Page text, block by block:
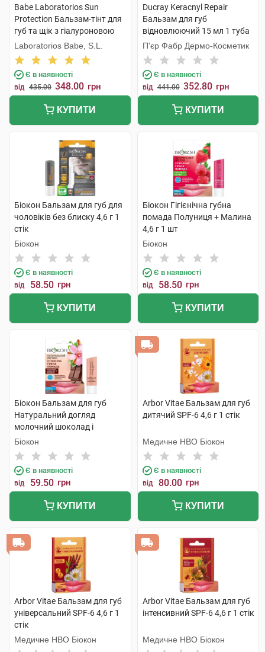
Babe Laboratorios Sun
Protection Бальзам-тінт для
губ та щік з гіалуроновою
кислотою та пептидами SPF
50 Mocha 20 мл 1 туба
Laboratorios Babe, S.L.
Є в наявності
від 435.00 348.00 грн
КУПИТИ
Ducray Keracnyl Repair
Бальзам для губ
відновлюючий 15 мл 1 туба
П'єр Фабр Дермо-Косметик
Є в наявності
від 441.00 352.80 грн
КУПИТИ
Біокон Бальзам для губ для
чоловіків без блиску 4,6 г 1
стік
Біокон
Є в наявності
від 58.50 грн
КУПИТИ
Біокон Гігієнічна губна
помада Полуниця + Малина
4,6 г 1 шт
Біокон
Є в наявності
від 58.50 грн
КУПИТИ
Біокон Бальзам для губ
Натуральний догляд
молочний шоколад і
мигдаль 4,6 г 1 шт
Біокон
Є в наявності
від 59.50 грн
КУПИТИ
Arbor Vitae Бальзам для губ
дитячий SPF-6 4,6 г 1 стік
Медичне НВО Біокон
Є в наявності
від 80.00 грн
КУПИТИ
Arbor Vitae Бальзам для губ
універсальний SPF-6 4,6 г 1
стік
Медичне НВО Біокон
Arbor Vitae Бальзам для губ
інтенсивний SPF-6 4,6 г 1 стік
Медичне НВО Біокон